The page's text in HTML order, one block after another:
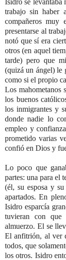
trabajo sin haber
compañeros muy
presentarse al
notó que sí era
otros (en aquel
tarde) pero que
(quizá un ángel) le
como si el propio
Los mahometanos
los buenos
los inmigrantes y
donde nadie lo
empleo y
prometido varias
confió en Dios y
Lo poco que
partes: una para el
(él, su esposa y
apartados. En
Isidro esparcía
tuvieran con
almuerzo. El se
El anfitrión, al ver
todos, que
los otros. Isidro